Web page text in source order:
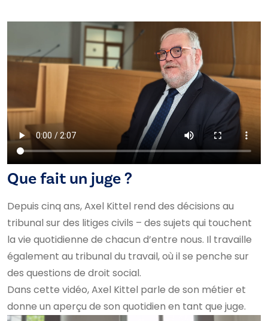
Que fait un juge ?
Depuis cinq ans, Axel Kittel rend des décisions au
tribunal sur des litiges civils – des sujets qui touchent
la vie quotidienne de chacun d’entre nous. Il travaille
également au tribunal du travail, où il se penche sur
des questions de droit social.
Dans cette vidéo, Axel Kittel parle de son métier et
donne un aperçu de son quotidien en tant que juge.